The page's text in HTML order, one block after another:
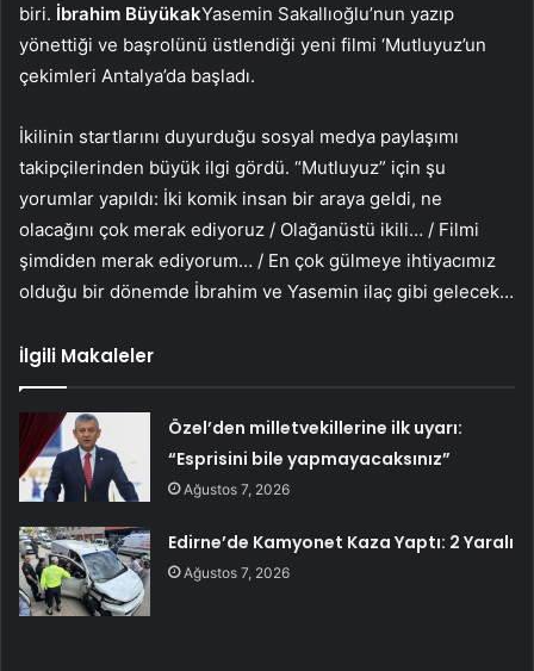
biri. İbrahim BüyükakYasemin Sakallıoğlu’nun yazıp
yönettiği ve başrolünü üstlendiği yeni filmi ‘Mutluyuz’un
çekimleri Antalya’da başladı.
İkilinin startlarını duyurduğu sosyal medya paylaşımı
takipçilerinden büyük ilgi gördü. “Mutluyuz” için şu
yorumlar yapıldı: İki komik insan bir araya geldi, ne
olacağını çok merak ediyoruz / Olağanüstü ikili… / Filmi
şimdiden merak ediyorum… / En çok gülmeye ihtiyacımız
olduğu bir dönemde İbrahim ve Yasemin ilaç gibi gelecek…
İlgili Makaleler
Özel’den milletvekillerine ilk uyarı:
“Esprisini bile yapmayacaksınız”
Ağustos 7, 2026
Edirne’de Kamyonet Kaza Yaptı: 2 Yaralı
Ağustos 7, 2026